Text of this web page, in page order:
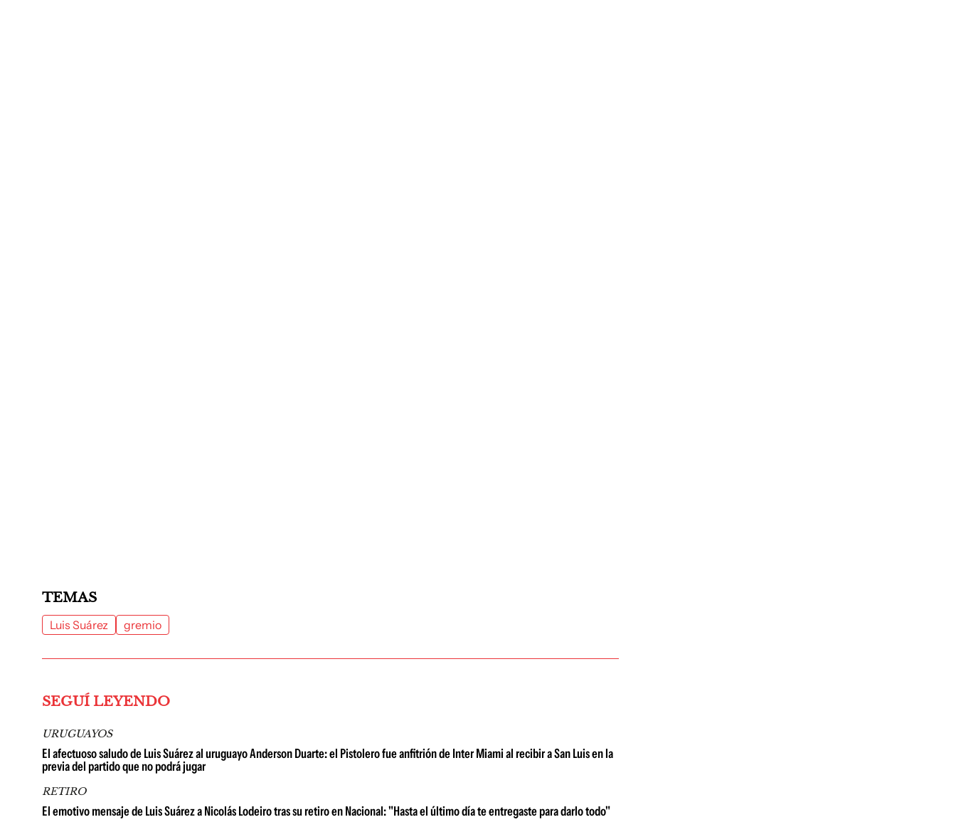
TEMAS
Luis Suárez gremio
SEGUÍ LEYENDO
URUGUAYOS
El afectuoso saludo de Luis Suárez al uruguayo Anderson Duarte: el Pistolero fue anfitrión de Inter Miami al recibir a San Luis en la
previa del partido que no podrá jugar
RETIRO
El emotivo mensaje de Luis Suárez a Nicolás Lodeiro tras su retiro en Nacional: "Hasta el último día te entregaste para darlo todo"